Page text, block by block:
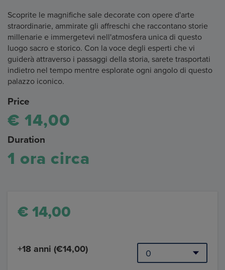
Scoprite le magnifiche sale decorate con opere d'arte
straordinarie, ammirate gli affreschi che raccontano storie
millenarie e immergetevi nell'atmosfera unica di questo
luogo sacro e storico. Con la voce degli esperti che vi
guiderà attraverso i passaggi della storia, sarete trasportati
indietro nel tempo mentre esplorate ogni angolo di questo
palazzo iconico.
Price
€ 14,00
Duration
1 ora circa
€ 14,00
+18 anni (€14,00)